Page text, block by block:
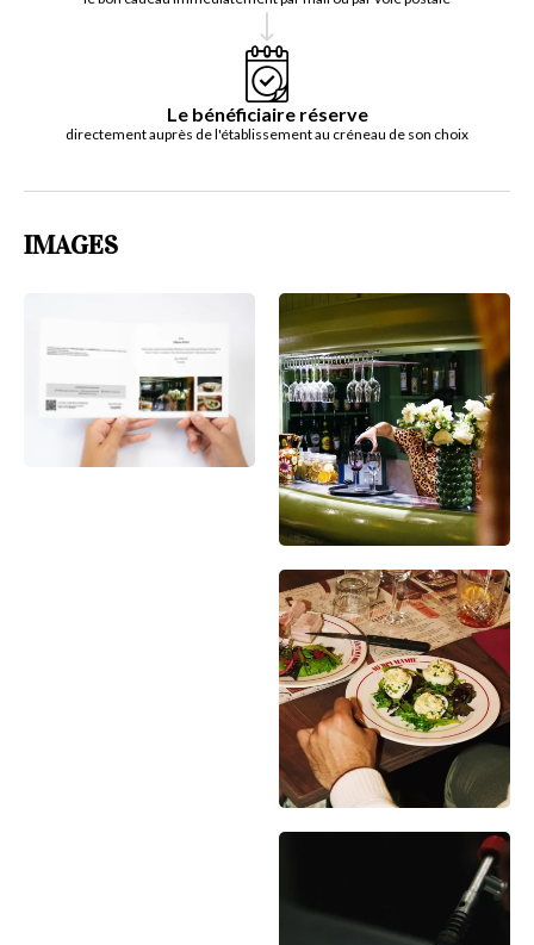
Le bénéficiaire réserve
directement auprès de l'établissement au créneau de son choix
IMAGES